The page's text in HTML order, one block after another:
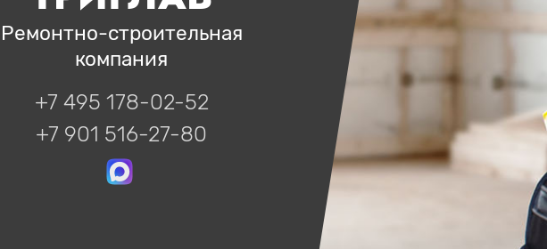
Ремонтно-строительная
компания
+7 495 178-02-52
+7 901 516-27-80